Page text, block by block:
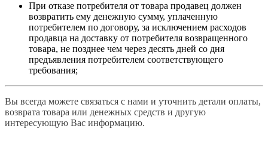
При отказе потребителя от товара продавец должен
возвратить ему денежную сумму, уплаченную
потребителем по договору, за исключением расходов
продавца на доставку от потребителя возвращенного
товара, не позднее чем через десять дней со дня
предъявления потребителем соответствующего
требования;
Вы всегда можете связаться с нами и уточнить детали оплаты,
возврата товара или денежных средств и другую
интересующую Вас информацию.